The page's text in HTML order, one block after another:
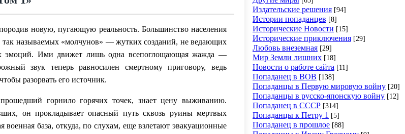
новую, пугающую реальность. Большинство населения
так называемых «молчунов» — жутких созданий, не ведающих
эмоций. Ими движет лишь одна всепоглощающая жажда —
звук теперь равносилен смертному приговору, ведь
разорвать его источник.
горнило горячих точек, знает цену выживанию.
он прокладывает опасный путь сквозь руины мертвых
база, откуда, по слухам, еще взлетают эвакуационные
Издательские решения [94]
Истории попаданцев [8]
Исторические Новости [15]
Исторические приключения [29]
Любовь внеземная [29]
Мир Земли лишних [18]
Новости о работе сайта [11]
Попаданец в ВОВ [138]
Попаданцы в Первую мировую войну [20]
Попаданцы в русско-японскую войну [12]
Попаданец в СССР [314]
Попаданцы к Петру 1 [5]
Попаданец в прошлое [88]